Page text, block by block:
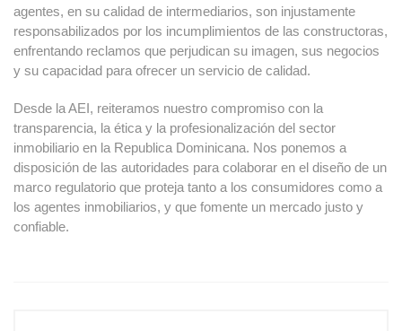
agentes, en su calidad de intermediarios, son injustamente
responsabilizados por los incumplimientos de las constructoras,
enfrentando reclamos que perjudican su imagen, sus negocios
y su capacidad para ofrecer un servicio de calidad.
Desde la AEI, reiteramos nuestro compromiso con la
transparencia, la ética y la profesionalización del sector
inmobiliario en la Republica Dominicana. Nos ponemos a
disposición de las autoridades para colaborar en el diseño de un
marco regulatorio que proteja tanto a los consumidores como a
los agentes inmobiliarios, y que fomente un mercado justo y
confiable.